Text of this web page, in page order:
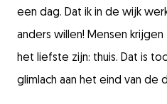
een dag. Dat ik in de wijk
anders willen! Mensen
het liefste zijn: thuis. Dat is
glimlach aan het eind van de